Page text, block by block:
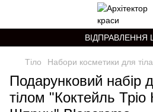
ВІДПРАВЛЕННЯ
Тіло Набори косметики для тіла
Подарунковий набір
тілом "Коктейль